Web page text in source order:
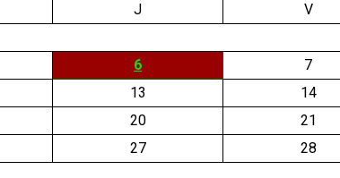
J V
6
7
13
14
20
21
27
28